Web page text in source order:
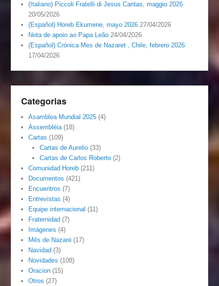
(Italiano) Piccoli Fratelli di Jesus Caritas, maggio 2026
20/05/2026
(Español) Horeb Ekumene, mayo 2026 27/04/2026
Nota de apoio ao Papa Leão 24/04/2026
(Español) Crónica Mes de Nazaret , Chile, febrero 2026
17/04/2026
Categorias
Asamblea Mundial 2025 (4)
Assembléia(18)
Cartas (109)
Cartas de Aurelio(33)
Cartas de Carlos Roberto(2)
Comunidad Horeb (211)
Documentos (421)
Encuentros (7)
Entrevistas (4)
Equipe internacional (11)
Fraternidad (7)
Imágenes (4)
Mês de Nazaré (17)
Navidad (3)
Novidades (108)
Oracion (15)
Otros (27)